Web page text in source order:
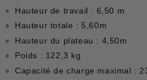
Hauteur de travail : 6,50 m
Hauteur totale : 5,60m
Hauteur du plateau : 4,50m
Poids : 122,3 kg
Capacité de charge maximal :